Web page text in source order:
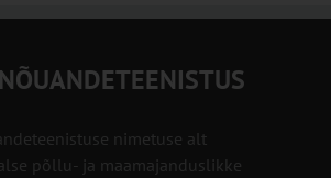
nimetuse alt
põllu- ja maamajanduslikke